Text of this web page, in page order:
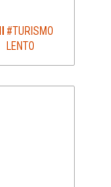
#TURISMO
LENTO